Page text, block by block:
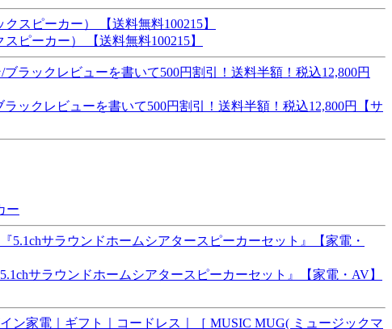
ピーカー） 【送料無料100215】
ックレビューを書いて500円割引！送料半額！税込12,800円【サ
ー
サラウンドホームシアタースピーカーセット』【家電・AV】